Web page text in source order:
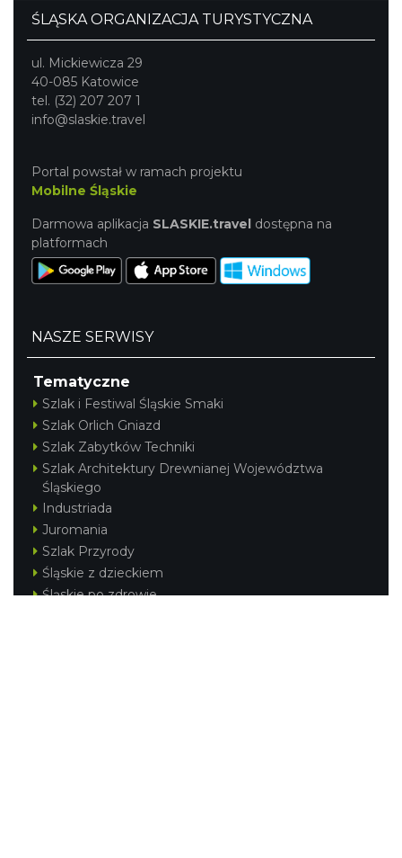
ŚLĄSKA ORGANIZACJA TURYSTYCZNA
ul. Mickiewicza 29
40-085 Katowice
tel. (32) 207 207 1
info@slaskie.travel
Portal powstał w ramach projektu
Mobilne Śląskie
Darmowa aplikacja SLASKIE.travel dostępna na
platformach
NASZE SERWISY
Tematyczne
Szlak i Festiwal Śląskie Smaki
Szlak Orlich Gniazd
Szlak Zabytków Techniki
Szlak Architektury Drewnianej Województwa
Śląskiego
Industriada
Juromania
Szlak Przyrody
Śląskie z dzieckiem
Śląskie po zdrowie